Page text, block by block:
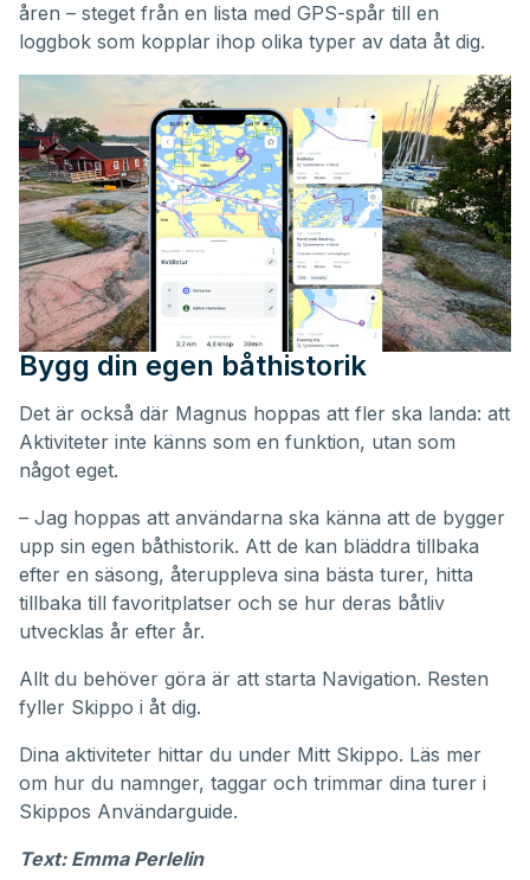
åren – steget från en lista med GPS-spår till en
loggbok som kopplar ihop olika typer av data åt dig.
Bygg din egen båthistorik
Det är också där Magnus hoppas att fler ska landa: att
Aktiviteter inte känns som en funktion, utan som
något eget.
– Jag hoppas att användarna ska känna att de bygger
upp sin egen båthistorik. Att de kan bläddra tillbaka
efter en säsong, återuppleva sina bästa turer, hitta
tillbaka till favoritplatser och se hur deras båtliv
utvecklas år efter år.
Allt du behöver göra är att starta Navigation. Resten
fyller Skippo i åt dig.
Dina aktiviteter hittar du under Mitt Skippo. Läs mer
om hur du namnger, taggar och trimmar dina turer i
Skippos Användarguide.
Text: Emma Perlelin